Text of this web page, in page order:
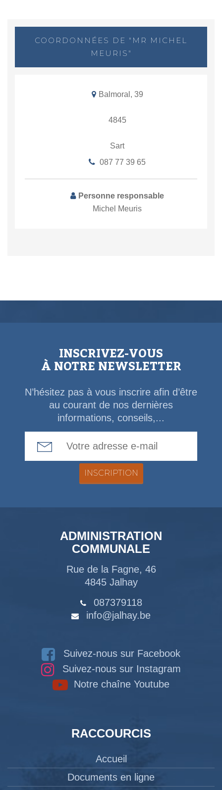
COORDONNÉES DE "MR MICHEL
MEURIS"
Balmoral, 39
4845
Sart
087 77 39 65
Personne responsable
Michel Meuris
INSCRIVEZ-VOUS
À NOTRE NEWSLETTER
N’hésitez pas à vous inscrire afin d’être
au courant de nos dernières
informations, conseils,...
ADMINISTRATION
COMMUNALE
Rue de la Fagne, 46
4845 Jalhay
087379118
info@jalhay.be
Suivez-nous sur Facebook
Suivez-nous sur Instagram
Notre chaîne Youtube
RACCOURCIS
Accueil
Documents en ligne